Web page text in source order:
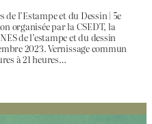
de l’Estampe et du Dessin | 5e
organisée par la CSEDT, la
de l’estampe et du dessin
2023. Vernissage commun
à 21 heures…